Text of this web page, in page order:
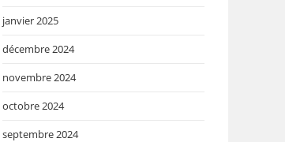
janvier 2025
décembre 2024
novembre 2024
octobre 2024
septembre 2024